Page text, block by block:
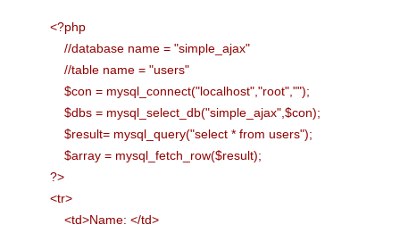
<?php
//database name = "simple_ajax"
//table name = "users"
$con = mysql_connect("localhost","root","");
$dbs = mysql_select_db("simple_ajax",$con);
$result= mysql_query("select * from users");
$array = mysql_fetch_row($result);
?>
<tr>
<td>Name: </td>